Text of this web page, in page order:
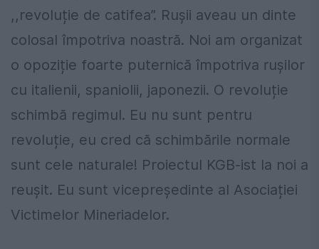
,,revoluție de catifea”. Rușii aveau un dinte
colosal împotriva noastră. Noi am organizat
o opoziție foarte puternică împotriva rușilor
cu italienii, spaniolii, japonezii. O revoluție
schimbă regimul. Eu nu sunt pentru
revoluție, eu cred că schimbările normale
sunt cele naturale! Proiectul KGB-ist la noi a
reușit. Eu sunt vicepreședinte al Asociației
Victimelor Mineriadelor.